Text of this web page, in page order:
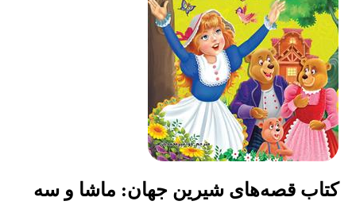
کتاب قصه‌های شیرین جهان: ماشا و سه